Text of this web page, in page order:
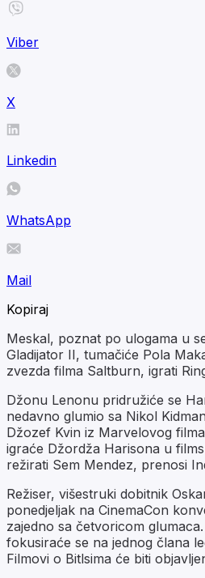
Viber
X
Linkedin
WhatsApp
Mail
Kopiraj
Meskal, poznat po ulogama u
Gladijator II, tumačiće Pola
zvezda filma Saltburn, igrati
Džonu Lenonu pridružiće se
nedavno glumio sa Nikol
Džozef Kvin iz Marvelovog
igraće Džordža Harisona u
režirati Sem Mendez, prenosi
Režiser, višestruki dobitnik
ponedjeljak na CinemaCon
zajedno sa četvoricom
fokusiraće se na jednog člana
Filmovi o Bitlsima će biti